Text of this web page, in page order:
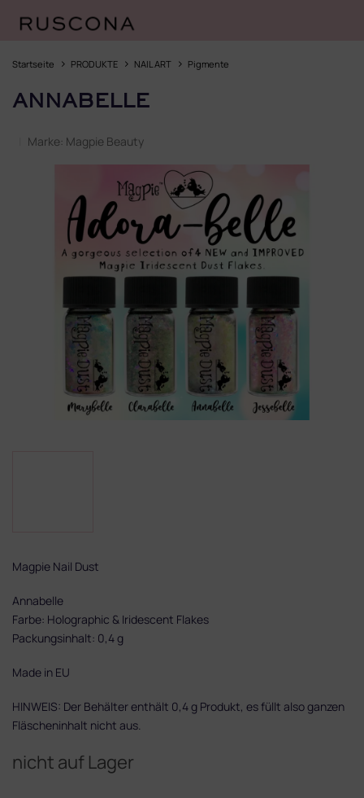
InhaltStartseite PRODUKTE NAIL ART Pigmente
ANNABELLE
Marke: Magpie Beauty
nicht auf Lager
Magpie Nail Dust
Annabelle
Farbe: Holographic & Iridescent Flakes
Packungsinhalt: 0,4 g
Made in EU
HINWEIS: Der Behälter enthält 0,4 g Produkt, es füllt also ganzen
Fläscheninhalt nicht aus.